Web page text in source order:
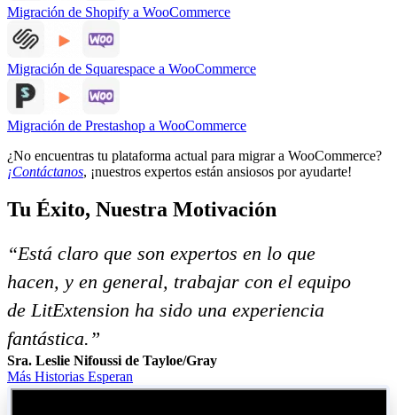
Migración de Shopify a WooCommerce
Migración de Squarespace a WooCommerce
Migración de Prestashop a WooCommerce
¿No encuentras tu plataforma actual para migrar a WooCommerce?
¡Contáctanos, ¡nuestros expertos están ansiosos por ayudarte!
Tu Éxito, Nuestra Motivación
“Está claro que son expertos en lo que
hacen, y en general, trabajar con el equipo
de LitExtension ha sido una experiencia
fantástica.”
Sra. Leslie Nifoussi de Tayloe/Gray
Más Historias Esperan